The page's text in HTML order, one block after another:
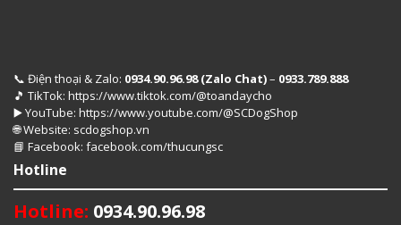
📞 Điện thoại & Zalo: 0934.90.96.98 (Zalo Chat)– 0933.789.888
🎵 TikTok: https://www.tiktok.com/@toandaycho
▶️ YouTube: https://www.youtube.com/@SCDogShop
🌐Website: scdogshop.vn
📘 Facebook: facebook.com/thucungsc
Hotline
Hotline: 0934.90.96.98